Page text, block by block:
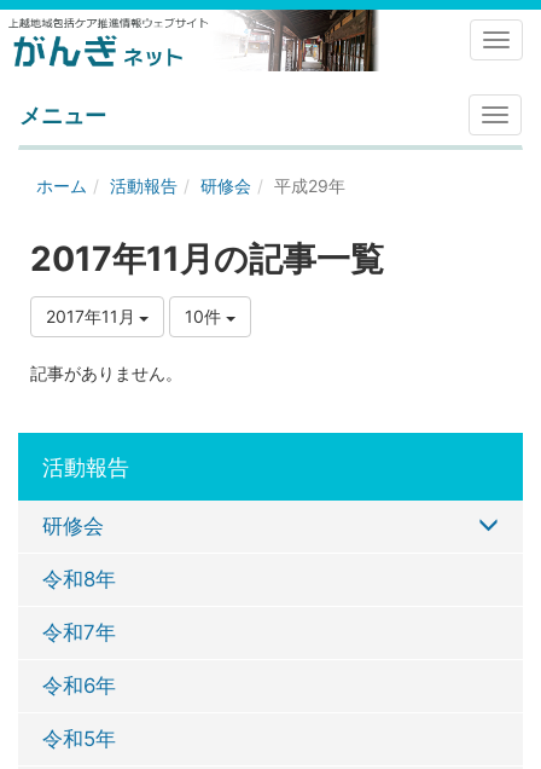
メ
ニ
メニュー
ホーム 活動報告 研修会 平成29年
2017年11月の記事一覧
2017年11月 10件
記事がありません。
活動報告
研修会
令和8年
令和7年
令和6年
令和5年